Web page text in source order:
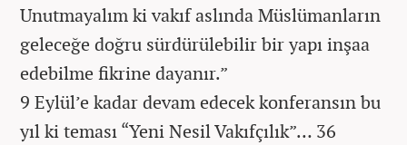
Unutmayalım ki vakıf aslında Müslümanların
geleceğe doğru sürdürülebilir bir yapı inşaa
edebilme fikrine dayanır.”
9 Eylül’e kadar devam edecek konferansın bu
yıl ki teması “Yeni Nesil Vakıfçılık”… 36